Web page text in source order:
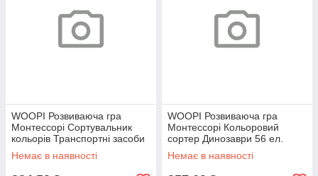
WOOPI Розвиваюча гра
Монтессорі Сортувальник
кольорів Транспортні засоби
44 ел.
Немає в наявності
WOOPI Розвиваюча гра
Монтессорі Кольоровий
сортер Динозаври 56 ел.
Немає в наявності